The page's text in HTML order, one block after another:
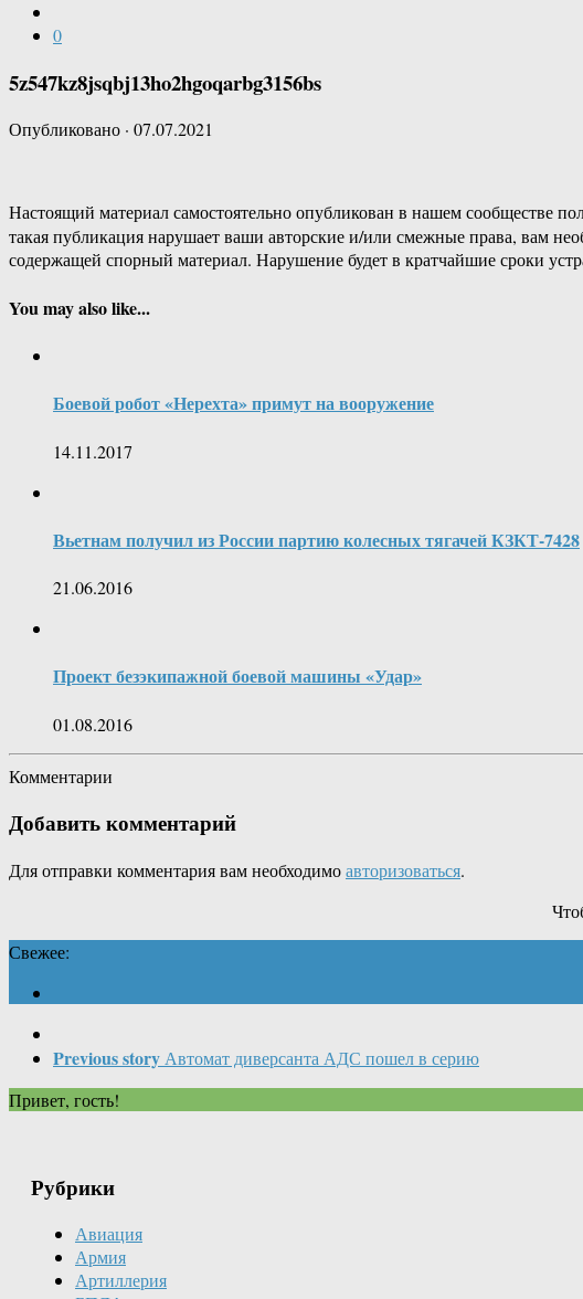
0
5z547kz8jsqbj13ho2hgoqarbg3156bs
Опубликовано · 07.07.2021
Настоящий материал самостоятельно опубликован в нашем сообществе
такая публикация нарушает ваши авторские и/или смежные права, вам
содержащей спорный материал. Нарушение будет в кратчайшие сроки
You may also like...
Боевой робот «Нерехта» примут на вооружение
14.11.2017
Вьетнам получил из России партию колесных тягачей КЗКТ-7428
21.06.2016
Проект безэкипажной боевой машины «Удар»
01.08.2016
Комментарии
Добавить комментарий
Для отправки комментария вам необходимоавторизоваться.
Свежее:
Previous story Автомат диверсанта АДС пошел в серию
Привет, гость!
Рубрики
Авиация
Армия
Артиллерия